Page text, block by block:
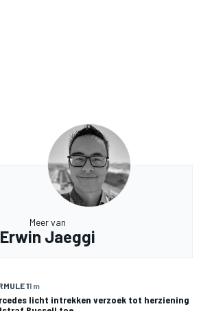
Meer van
Erwin Jaeggi
11 m
licht intrekken verzoek tot herziening